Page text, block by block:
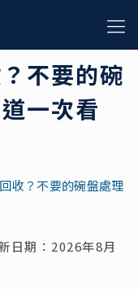
不要的碗
一次看
收？不要的碗盤處理
日期：2026年8月